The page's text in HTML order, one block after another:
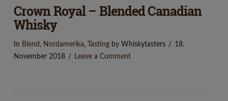
Crown Royal – Blended Canadian
Whisky
In Blend , Nordamerika, Tastingby Whiskytasters
18.
November 2018
Leave a Comment